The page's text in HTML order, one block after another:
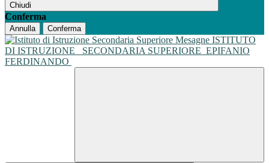
Chiudi
Conferma
Annulla Conferma
ISTITUTO
DI ISTRUZIONE
SECONDARIA SUPERIORE EPIFANIO
FERDINANDO